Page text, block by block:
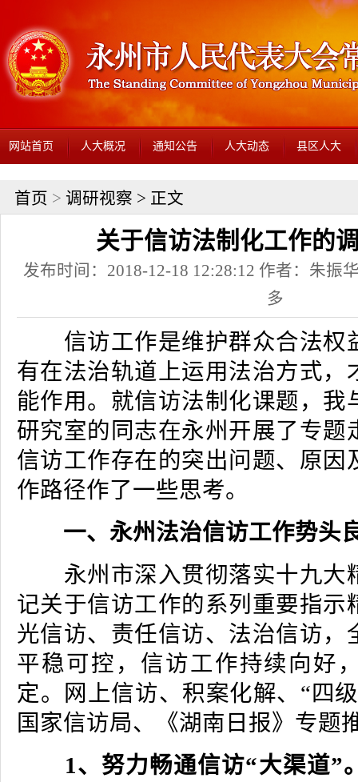
网站首页 人大概况 通知公告 人大动态 县区人大
首页 > 调研视察 > 正文
关于信访法制化工作的
发布时间：2018-12-18 12:28:12 作者：朱振
多
信访工作是维护群众合法权
有在法治轨道上运用法治方式，
能作用。就信访法制化课题，我
研究室的同志在永州开展了专题
信访工作存在的突出问题、原因
作路径作了一些思考。
一、永州法治信访工作势头
永州市深入贯彻落实十九大
记关于信访工作的系列重要指示
光信访、责任信访、法治信访，
平稳可控，信访工作持续向好
定。网上信访、积案化解、“四
国家信访局、《湖南日报》专题
1、努力畅通信访“大渠道”